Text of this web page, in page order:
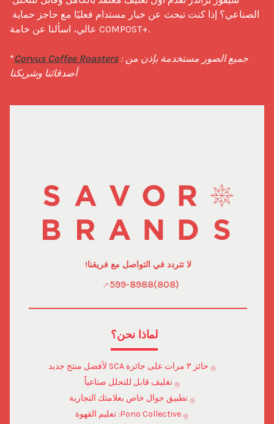
عالي، اسألنا عن خامة COMPOST+.
*Corvus Coffee Roasters :جميع الصور مستخدمة بإذن من
أصدقائنا وشريكنا
لا تتردد في التواصل مع فريقنا!
(808)599-8988
لماذا نحن؟
حائز ٣ مرات على جائزة SCA لأفضل منتج جديد
تغليف قابل للتحلل صناعياً
تطبيق جوال خاص بعلامتك التجارية
Pono Collective: تعليم القهوة